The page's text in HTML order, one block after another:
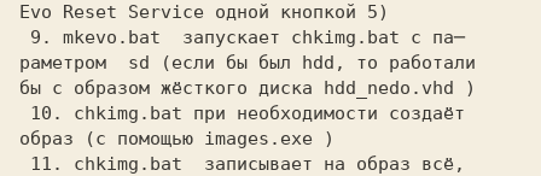
Evo Reset Service одной кнопкой 5)
9.
mkevo.bat запускает chkimg.bat с па─
раметром
sd (если бы был hdd,
то работали
бы с образом жёсткого диска hdd_nedo.vhd )
10.
chkimg.bat при необходимости создаёт
образ (с помощью images.exe )
11.
chkimg.bat
записывает на образ всё,